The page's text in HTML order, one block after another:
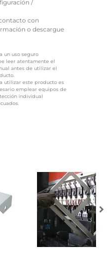
/
con
o descargue
un uso seguro
leer atentamente el
antes de utilizar el
utilizar este producto es
emplear equipos de
individual